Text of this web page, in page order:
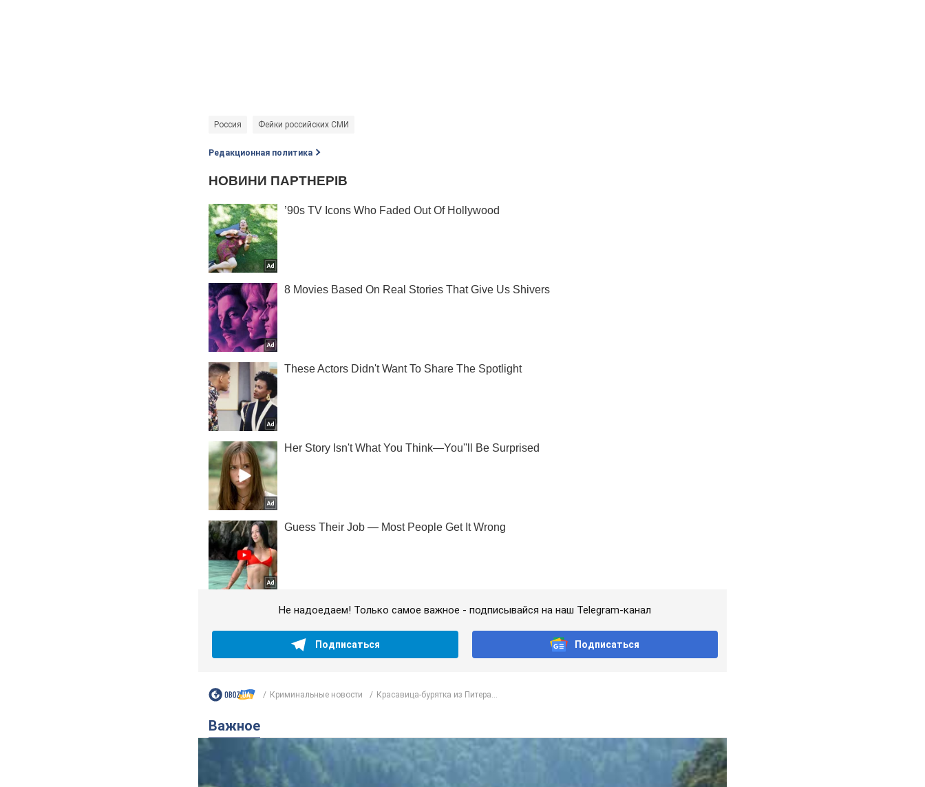
Россия Фейки российских СМИ
Редакционная политика
Не надоедаем! Только самое важное - подписывайся на наш Telegram-канал
Подписаться Подписаться
Криминальные новости Красавица-бурятка из Питера...
Важное